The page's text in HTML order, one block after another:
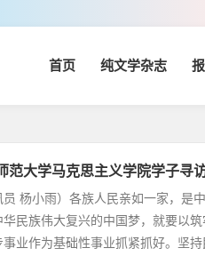
首页 纯文学杂志
范大学马克思主义学院学子寻
员 杨小雨）各族人民亲如一家，是
华民族伟大复兴的中国梦，就要以
业作为基础性事业抓紧抓好。坚持